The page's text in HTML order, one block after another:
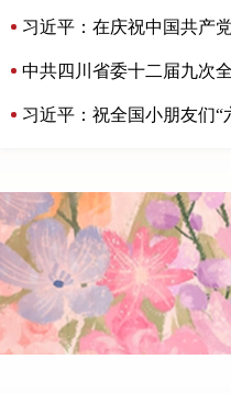
习近平：在庆祝中国共产
中共四川省委十二届九次
习近平：祝全国小朋友们“